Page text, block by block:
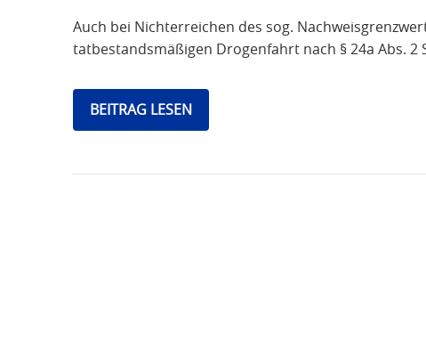
Auch bei Nichterreichen des sog.
tatbestandsmäßigen Drogenfahrt nach § 24a Abs. 2
BEITRAG LESEN